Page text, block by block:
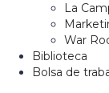
La
War
Biblioteca
Bolsa de